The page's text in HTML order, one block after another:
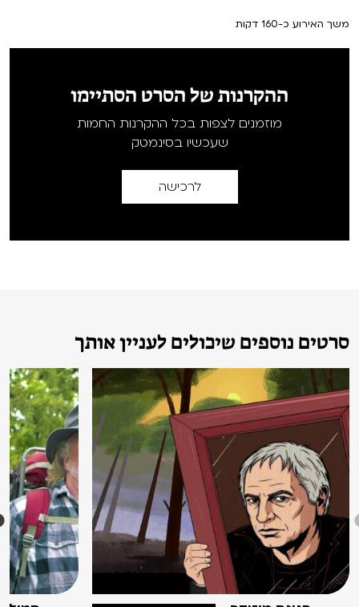
משך האירוע כ-160 דקות
ההקרנות של הסרט הסתיימו
מוזמנים לצפות בכל ההקרנות החמות
שעכשיו בסינמטק
לרכישה
סרטים נוספים שיכולים לעניין אותך